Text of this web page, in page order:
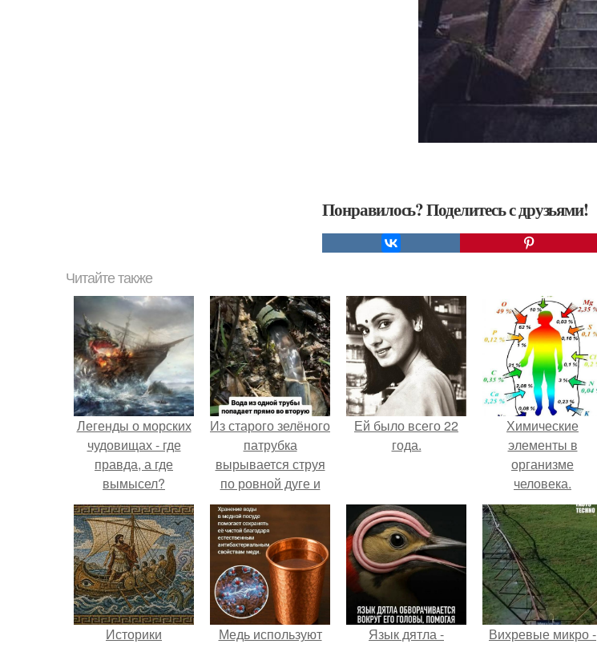
Понравилось? Поделитесь с друзьями!
Читайте также
Легенды о морских
чудовищах - где
правда, а где
вымысел?
Из старого зелёного
патрубка
вырывается струя
по ровной дуге и
точно попадает в
отверстие нижней
трубы.
Ей было всего 22
года.
Химические
элементы в
организме
человека.
Историки
Медь используют
Язык дятла -
Вихревые микро -